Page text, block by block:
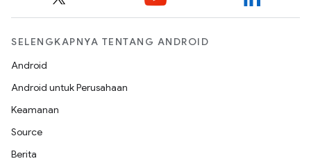
SELENGKAPNYA TENTANG ANDROID
Android
Android untuk Perusahaan
Keamanan
Source
Berita